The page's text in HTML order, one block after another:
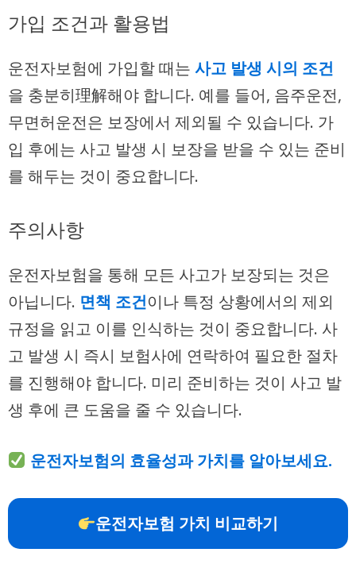
가입 조건과 활용법
운전자보험에 가입할 때는 사고 발생 시의 조건
을 충분히理解해야 합니다. 예를 들어, 음주운전,
무면허운전은 보장에서 제외될 수 있습니다. 가
입 후에는 사고 발생 시 보장을 받을 수 있는 준비
를 해두는 것이 중요합니다.
주의사항
운전자보험을 통해 모든 사고가 보장되는 것은
아닙니다. 면책 조건이나 특정 상황에서의 제외
규정을 읽고 이를 인식하는 것이 중요합니다. 사
고 발생 시 즉시 보험사에 연락하여 필요한 절차
를 진행해야 합니다. 미리 준비하는 것이 사고 발
생 후에 큰 도움을 줄 수 있습니다.
운전자보험의 효율성과 가치를 알아보세요.
운전자보험 가치 비교하기